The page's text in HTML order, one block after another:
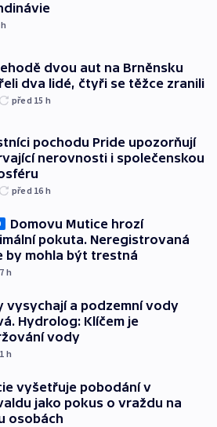
h
dvou aut na Brněnsku
dva lidé, čtyři se těžce zranili
před 15 h
pochodu Pride upozorňují
nerovnosti i společenskou
před 16 h
Domovu Mutice hrozí
pokuta. Neregistrovaná
by mohla být trestná
h
vysychají a podzemní vody
Hydrolog: Klíčem je
vody
h
vyšetřuje pobodání v
jako pokus o vraždu na
osobách